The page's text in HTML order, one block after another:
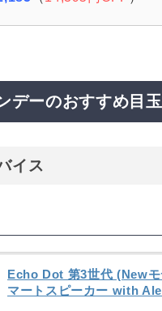
デーのおすすめ目
イス
Echo Dot 第3世代 (New
マートスピーカー with